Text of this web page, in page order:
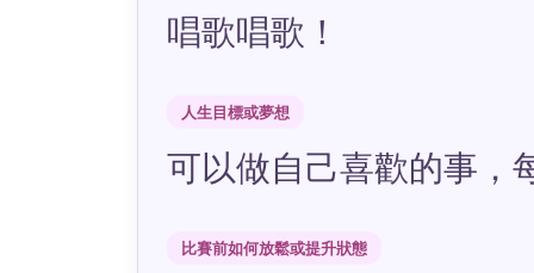
唱歌唱歌！
人生目標或夢想
可以做自己喜歡的事，
比賽前如何放鬆或提升狀態